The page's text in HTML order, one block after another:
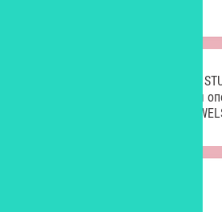
В серии сывороток HELLO, GOOD
фестивального макияжа или для
продукты: тени-топпер JELLY